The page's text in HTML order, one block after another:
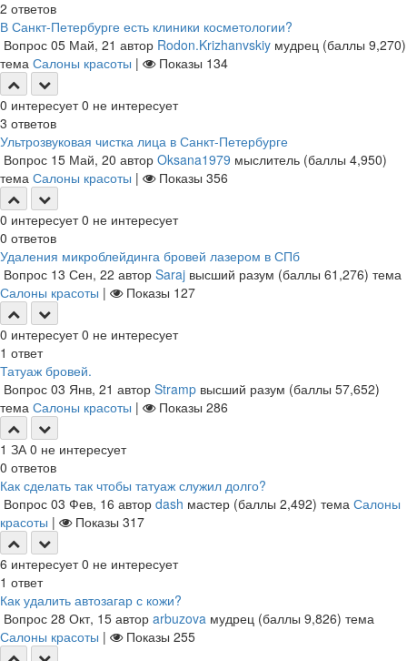
2 ответов
В Санкт-Петербурге есть клиники косметологии?
Вопрос 05 Май, 21 автор Rodon.Krizhanvskiy мудрец (баллы 9,270)
тема Салоны красоты | Показы 134
0 интересует 0 не интересует
3 ответов
Ультрозвуковая чистка лица в Санкт-Петербурге
Вопрос 15 Май, 20 автор Oksana1979 мыслитель (баллы 4,950)
тема Салоны красоты | Показы 356
0 интересует 0 не интересует
0 ответов
Удаления микроблейдинга бровей лазером в СПб
Вопрос 13 Сен, 22 автор Saraj высший разум (баллы 61,276) тема
Салоны красоты | Показы 127
0 интересует 0 не интересует
1 ответ
Татуаж бровей.
Вопрос 03 Янв, 21 автор Stramp высший разум (баллы 57,652)
тема Салоны красоты | Показы 286
1 ЗА 0 не интересует
0 ответов
Как сделать так чтобы татуаж служил долго?
Вопрос 03 Фев, 16 автор dash мастер (баллы 2,492) тема Салоны
красоты | Показы 317
6 интересует 0 не интересует
1 ответ
Как удалить автозагар с кожи?
Вопрос 28 Окт, 15 автор arbuzova мудрец (баллы 9,826) тема
Салоны красоты | Показы 255